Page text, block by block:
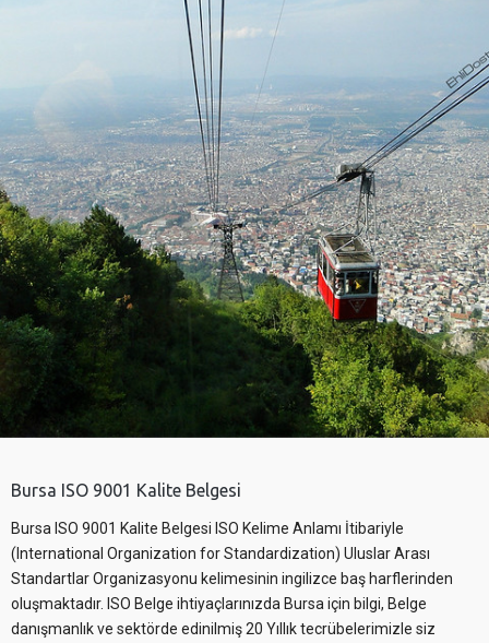
Bursa ISO 9001 Kalite Belgesi
Bursa ISO 9001 Kalite Belgesi ISO Kelime Anlamı İtibariyle
(International Organization for Standardization) Uluslar Arası
Standartlar Organizasyonu kelimesinin ingilizce baş harflerinden
oluşmaktadır. ISO Belge ihtiyaçlarınızda Bursa için bilgi, Belge
danışmanlık ve sektörde edinilmiş 20 Yıllık tecrübelerimizle siz